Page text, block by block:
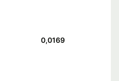
0,0169